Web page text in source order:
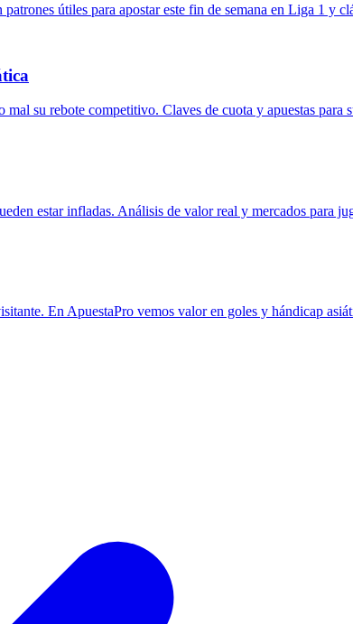
útiles para apostar este fin de semana en Liga 1 y
su rebote competitivo. Claves de cuota y apuestas para
estar infladas. Análisis de valor real y mercados para
En ApuestaPro vemos valor en goles y hándicap